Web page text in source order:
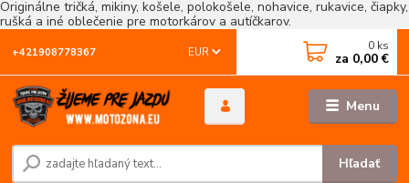
Originálne tričká, mikiny, košele, polokošele, nohavice, rukavice, čiapky,
rušká a iné oblečenie pre motorkárov a autíčkarov.
Menu
EUR
Hľadať
+421908778367 0 ks
za 0,00 €